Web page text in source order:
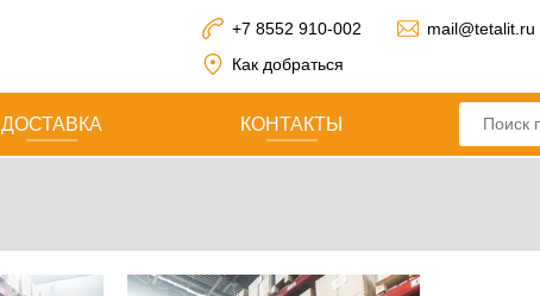
+7 8552 910-002
mail@tetalit.ru
Как добраться
ДОСТАВКА КОНТАКТЫ